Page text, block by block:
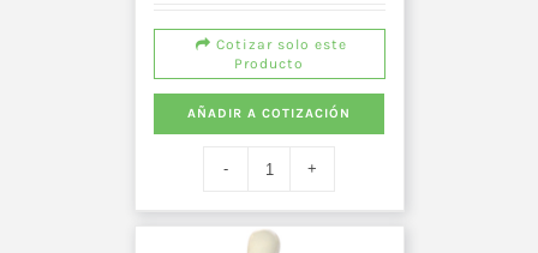
Cotizar solo este
Producto
AÑADIR A COTIZACIÓN